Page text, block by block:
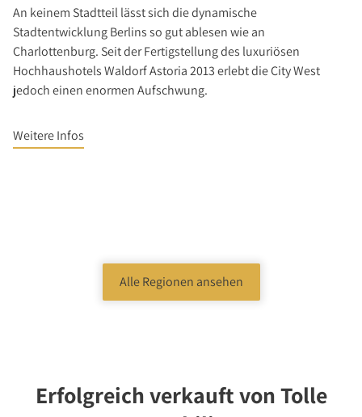
An keinem Stadtteil lässt sich die dynamische
Stadtentwicklung Berlins so gut ablesen wie an
Charlottenburg. Seit der Fertigstellung des luxuriösen
Hochhaushotels Waldorf Astoria 2013 erlebt die City West
jedoch einen enormen Aufschwung.
Weitere Infos
Alle Regionen ansehen
Erfolgreich verkauft von Tolle